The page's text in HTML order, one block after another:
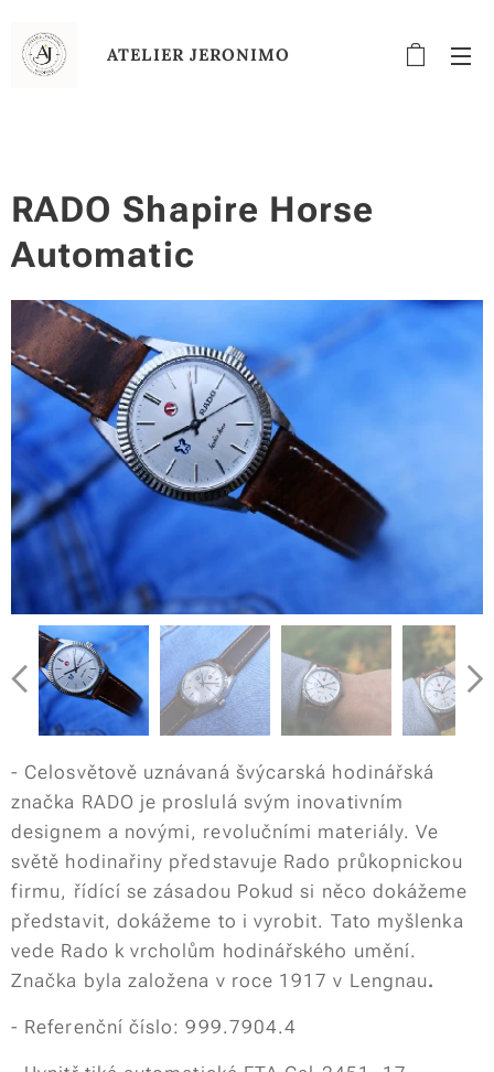
ATELIER JERONIMO
RADO Shapire Horse
Automatic
- Celosvětově uznávaná švýcarská hodinářská
značka RADO je proslulá svým inovativním
designem a novými, revolučními materiály. Ve
světě hodinařiny představuje Rado průkopnickou
firmu, řídící se zásadou Pokud si něco dokážeme
představit, dokážeme to i vyrobit. Tato myšlenka
vede Rado k vrcholům hodinářského umění.
Značka byla založena v roce 1917 v Lengnau.
- Referenční číslo: 999.7904.4